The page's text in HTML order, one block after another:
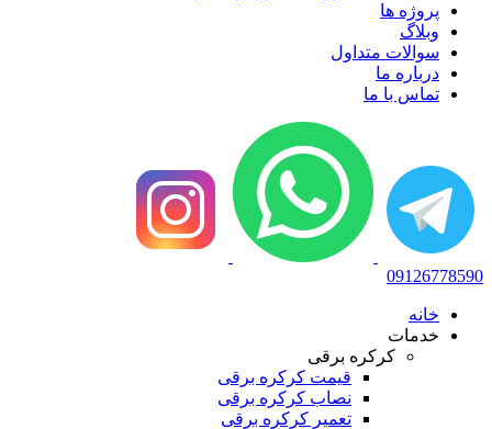
پروژه ها
وبلاگ
سوالات متداول
درباره ما
تماس با ما
09126778590
خانه
خدمات
کرکره برقی
قیمت کرکره برقی
نصاب کرکره برقی
تعمیر کرکره برقی